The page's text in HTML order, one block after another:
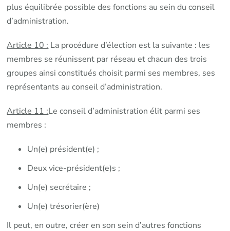
plus équilibrée possible des fonctions au sein du conseil
d’administration.
Article 10 : La procédure d’élection est la suivante : les
membres se réunissent par réseau et chacun des trois
groupes ainsi constitués choisit parmi ses membres, ses
représentants au conseil d’administration.
Article 11 :Le conseil d’administration élit parmi ses
membres :
Un(e) président(e) ;
Deux vice-président(e)s ;
Un(e) secrétaire ;
Un(e) trésorier(ère)
Il peut, en outre, créer en son sein d’autres fonctions